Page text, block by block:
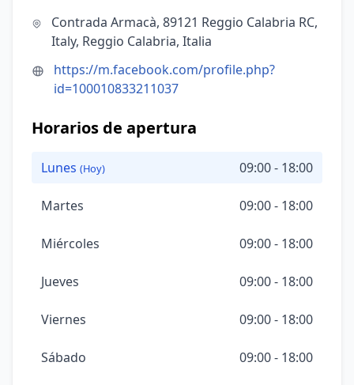
Contrada Armacà, 89121 Reggio Calabria RC,
Italy, Reggio Calabria, Italia
https://m.facebook.com/profile.php?
id=100010833211037
Horarios de apertura
Lunes (Hoy) 09:00 - 18:00
Martes 09:00 - 18:00
Miércoles 09:00 - 18:00
Jueves 09:00 - 18:00
Viernes 09:00 - 18:00
Sábado 09:00 - 18:00